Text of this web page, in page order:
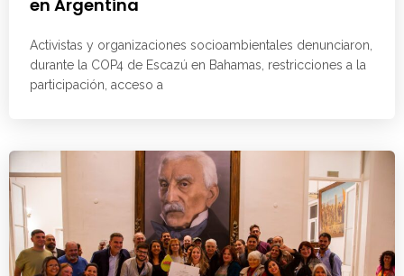
en Argentina
Activistas y organizaciones socioambientales denunciaron,
durante la COP4 de Escazú en Bahamas, restricciones a la
participación, acceso a